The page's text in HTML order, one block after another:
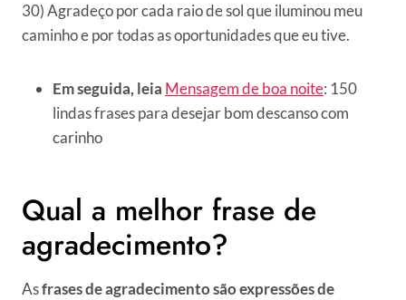
30) Agradeço por cada raio de sol que iluminou meu
caminho e por todas as oportunidades que eu tive.
Em seguida, leia Mensagem de boa noite: 150
lindas frases para desejar bom descanso com
carinho
Qual a melhor frase de
agradecimento?
Asfrases de agradecimento são expressões de